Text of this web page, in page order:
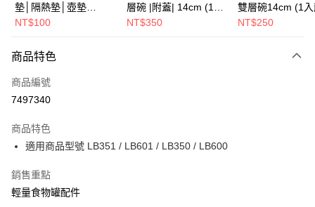
全盈+PAY
全家取貨（下單付款）後，現貨商品將於 3 個工作天內寄出
每筆NT$75，滿NT$1,199(含以上)免運費
（不含訂購當天與例假日）
每筆NT$75，滿NT$1,199(含以上)免運費
墊│隔熱墊│壺墊
NT$100
層碗 |附蓋| 14cm (1入
散裝) SG0141
NT$350
雙層碗14cm (1
SG0140
NT$250
商品特色
商品編號
7497340
商品特色
適用商品型號 LB351 / LB601 / LB350 / LB600
銷售重點
輕量食物罐配件